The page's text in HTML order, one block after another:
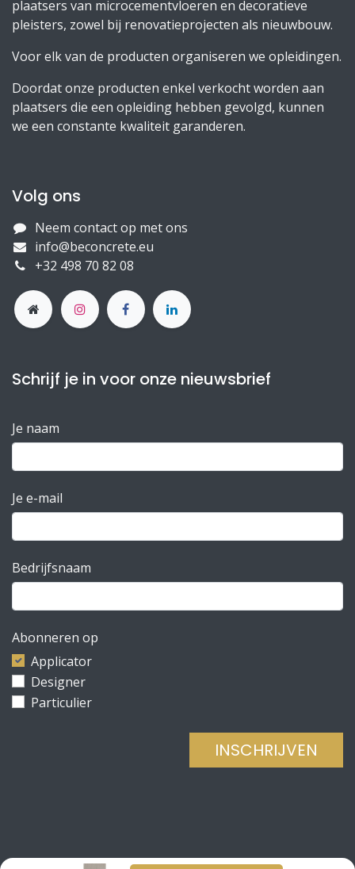
plaatsers van microcementvloeren en decoratieve
pleisters, zowel bij renovatieprojecten als nieuwbouw.
Voor elk van de producten organiseren we opleidingen.
Doordat onze producten enkel verkocht worden aan
plaatsers die een opleiding hebben gevolgd, kunnen
we een constante kwaliteit garanderen.
Volg ons
Neem contact op met ons
info@beconcrete.eu
+32 498 70 82 08
Schrijf je in voor onze nieuwsbrief
Je naam
Je e-mail
Bedrijfsnaam
Abonneren op
Applicator
Designer
Particulier
INSCHRIJVEN